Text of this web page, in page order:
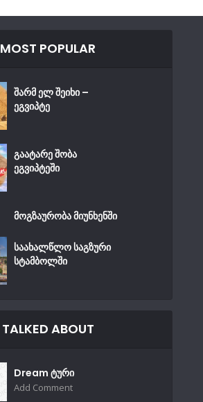
MOST POPULAR
შარმ ელ შეიხი –
ეგვიპტე
გაატარე შობა
ეგვიპტეში
მოგზაურობა მიუნხენში
საახალწლო საგზური
სტამბოლში
TALKED ABOUT
Dream ტური
Add Comment